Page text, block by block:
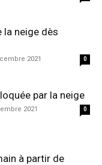
la neige dès
2021 0
par la neige
2021 0
à partir de